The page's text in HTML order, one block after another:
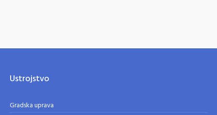
Ustrojstvo
Gradska uprava